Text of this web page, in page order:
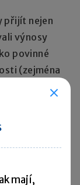
přijít nejen
výnosy
povinné
(zejména
mají,